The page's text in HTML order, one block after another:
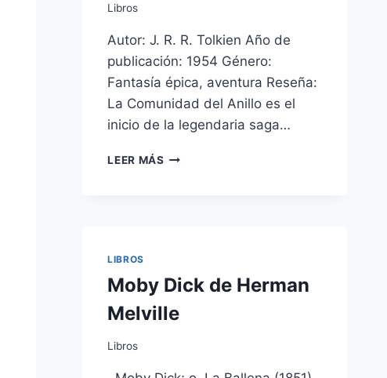
Libros
Autor: J. R. R. Tolkien Año de
publicación: 1954 Género:
Fantasía épica, aventura Reseña:
La Comunidad del Anillo es el
inicio de la legendaria saga…
LEER MÁS
DEL
ANILLO
LIBROS
Moby Dick de Herman
Melville
Libros